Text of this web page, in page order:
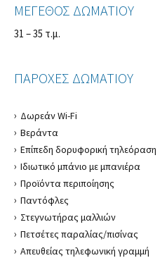
ΜΕΓΕΘΟΣ ΔΩΜΑΤΙΟΥ
31 – 35 τ.μ.
ΠΑΡΟΧΕΣ ΔΩΜΑΤΙΟΥ
Δωρεάν Wi-Fi
Βεράντα
Επίπεδη δορυφορική τηλεόραση
Ιδιωτικό μπάνιο με μπανιέρα
Προϊόντα περιποίησης
Παντόφλες
Στεγνωτήρας μαλλιών
Πετσέτες παραλίας/πισίνας
Απευθείας τηλεφωνική γραμμή